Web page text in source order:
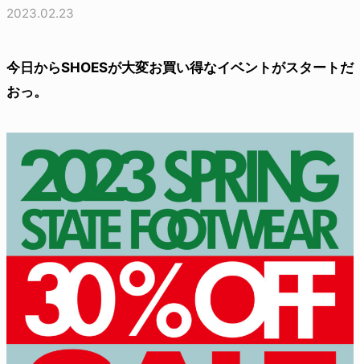
2023.02.23
今日からSHOESが大変お買い得なイベントがスタートだ
おっ。